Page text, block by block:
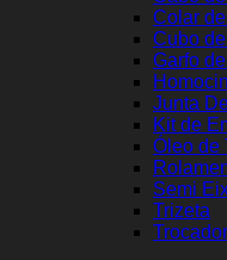
Colar
Cubo
Garfo
Junta
Kit de
Óleo de
Semi
Trizeta